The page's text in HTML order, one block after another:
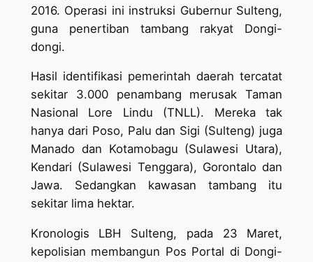
2016. Operasi ini instruksi Gubernur Sulteng,
guna penertiban tambang rakyat Dongi-
dongi.
Hasil identifikasi pemerintah daerah tercatat
sekitar 3.000 penambang merusak Taman
Nasional Lore Lindu (TNLL). Mereka tak
hanya dari Poso, Palu dan Sigi (Sulteng) juga
Manado dan Kotamobagu (Sulawesi Utara),
Kendari (Sulawesi Tenggara), Gorontalo dan
Jawa. Sedangkan kawasan tambang itu
sekitar lima hektar.
Kronologis LBH Sulteng, pada 23 Maret,
kepolisian membangun Pos Portal di Dongi-